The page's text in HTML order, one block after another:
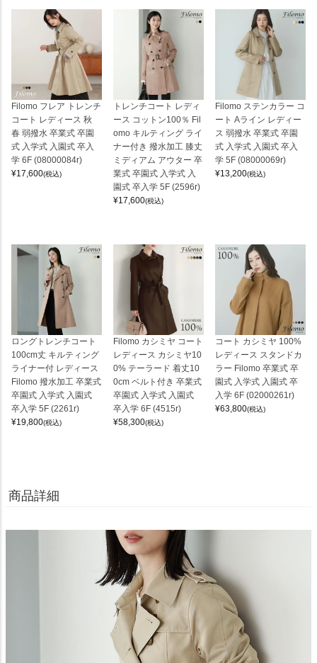
Filomo フレア トレンチ
コート レディース 秋
春 弱撥水 卒業式 卒園
式 入学式 入園式 卒入
学 6F (08000084r)
¥17,600(税込)
トレンチコート レディ
ース コットン100％ Fil
omo キルティング ライ
ナー付き 撥水加工 膝丈
ミディアム アウター 卒
業式 卒園式 入学式 入
園式 卒入学 5F (2596r)
¥17,600(税込)
Filomo ステンカラー コ
ート Aライン レディー
ス 弱撥水 卒業式 卒園
式 入学式 入園式 卒入
学 5F (08000069r)
¥13,200(税込)
ロングトレンチコート
100cm丈 キルティング
ライナー付 レディース
Filomo 撥水加工 卒業式
卒園式 入学式 入園式
卒入学 5F (2261r)
¥19,800(税込)
Filomo カシミヤ コート
レディース カシミヤ10
0% テーラード 着丈10
0cm ベルト付き 卒業式
卒園式 入学式 入園式
卒入学 6F (4515r)
¥58,300(税込)
コート カシミヤ 100%
レディース スタンドカ
ラー Filomo 卒業式 卒
園式 入学式 入園式 卒
入学 6F (02000261r)
¥63,800(税込)
商品詳細